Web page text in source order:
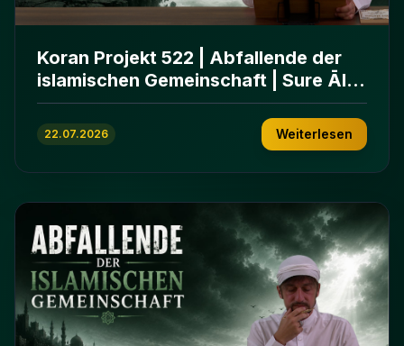
Koran Projekt 522 | Abfallende der
islamischen Gemeinschaft | Sure Āl
ʿImrān 86-102
22.07.2026 Weiterlesen